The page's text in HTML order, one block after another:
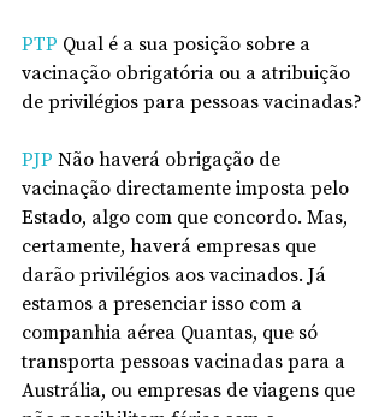
PTP Qual é a sua posição sobre a
vacinação obrigatória ou a atribuição
de privilégios para pessoas vacinadas?
PJP Não haverá obrigação de
vacinação directamente imposta pelo
Estado, algo com que concordo. Mas,
certamente, haverá empresas que
darão privilégios aos vacinados. Já
estamos a presenciar isso com a
companhia aérea Quantas, que só
transporta pessoas vacinadas para a
Austrália, ou empresas de viagens que